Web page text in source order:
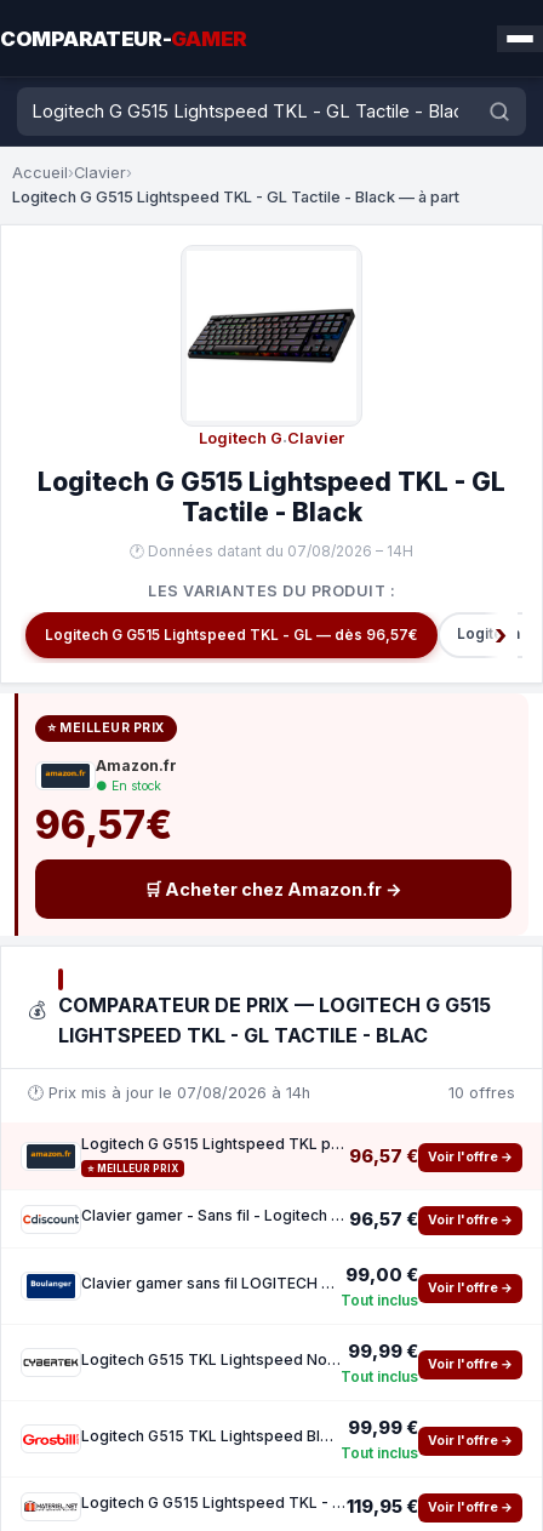
COMPARATEUR-GAMER
Accueil›Clavier›
Logitech G G515 Lightspeed TKL - GL Tactile - Black — à part
Logitech G·Clavier
Logitech G G515 Lightspeed TKL - GL
Tactile - Black
🕐 Données datant du 07/08/2026 – 14H
LES VARIANTES DU PRODUIT :
Logitech G G515 Lightspeed TKL - GL — dès 96,57€ Logitech
⭐ MEILLEUR PRIX
Amazon.fr
● En stock
96,57€
🛒 Acheter chez Amazon.fr →
💰 COMPARATEUR DE PRIX — LOGITECH G G515
LIGHTSPEED TKL - GL TACTILE - BLAC
🕐 Prix mis à jour le 07/08/2026 à 14h 10 offres
Logitech G G515 Lightspeed TKL profilé Clavier Gaming sans Fil
⭐ MEILLEUR PRIX
96,57 € Voir l'offre →
Clavier gamer - Sans fil - Logitech G - G515 TKL Lightspeed - AZERTY - Mecanique tactile - 96,57 € Voir l'offre →
Clavier gamer sans fil LOGITECH G515 Lightspeed TKL tactile Black 99,00 €
Tout inclus
Voir l'offre →
Logitech G515 TKL Lightspeed Noir (Tactile) 99,99 €
Tout inclus
Voir l'offre →
Logitech G515 TKL Lightspeed Black (Tactile) 99,99 €
Tout inclus
Voir l'offre →
Logitech G G515 Lightspeed TKL - GL Tactile - Black119,95 € Voir l'offre →